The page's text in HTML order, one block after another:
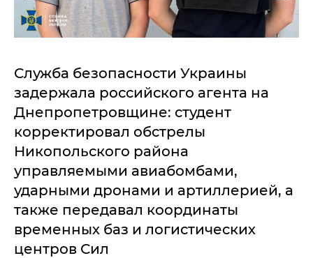
Служба безопасности Украины
задержала российского агента на
Днепропетровщине: студент
корректировал обстрелы
Никопольского района
управляемыми авиабомбами,
ударными дронами и артиллерией, а
также передавал координаты
временных баз и логистических
центров Сил